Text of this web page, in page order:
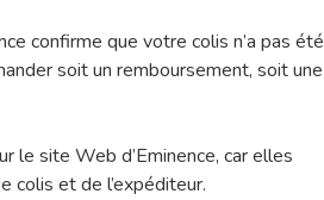
confirme que votre colis n’a pas été
soit un remboursement, soit une
le site Web d’Eminence, car elles
colis et de l’expéditeur.